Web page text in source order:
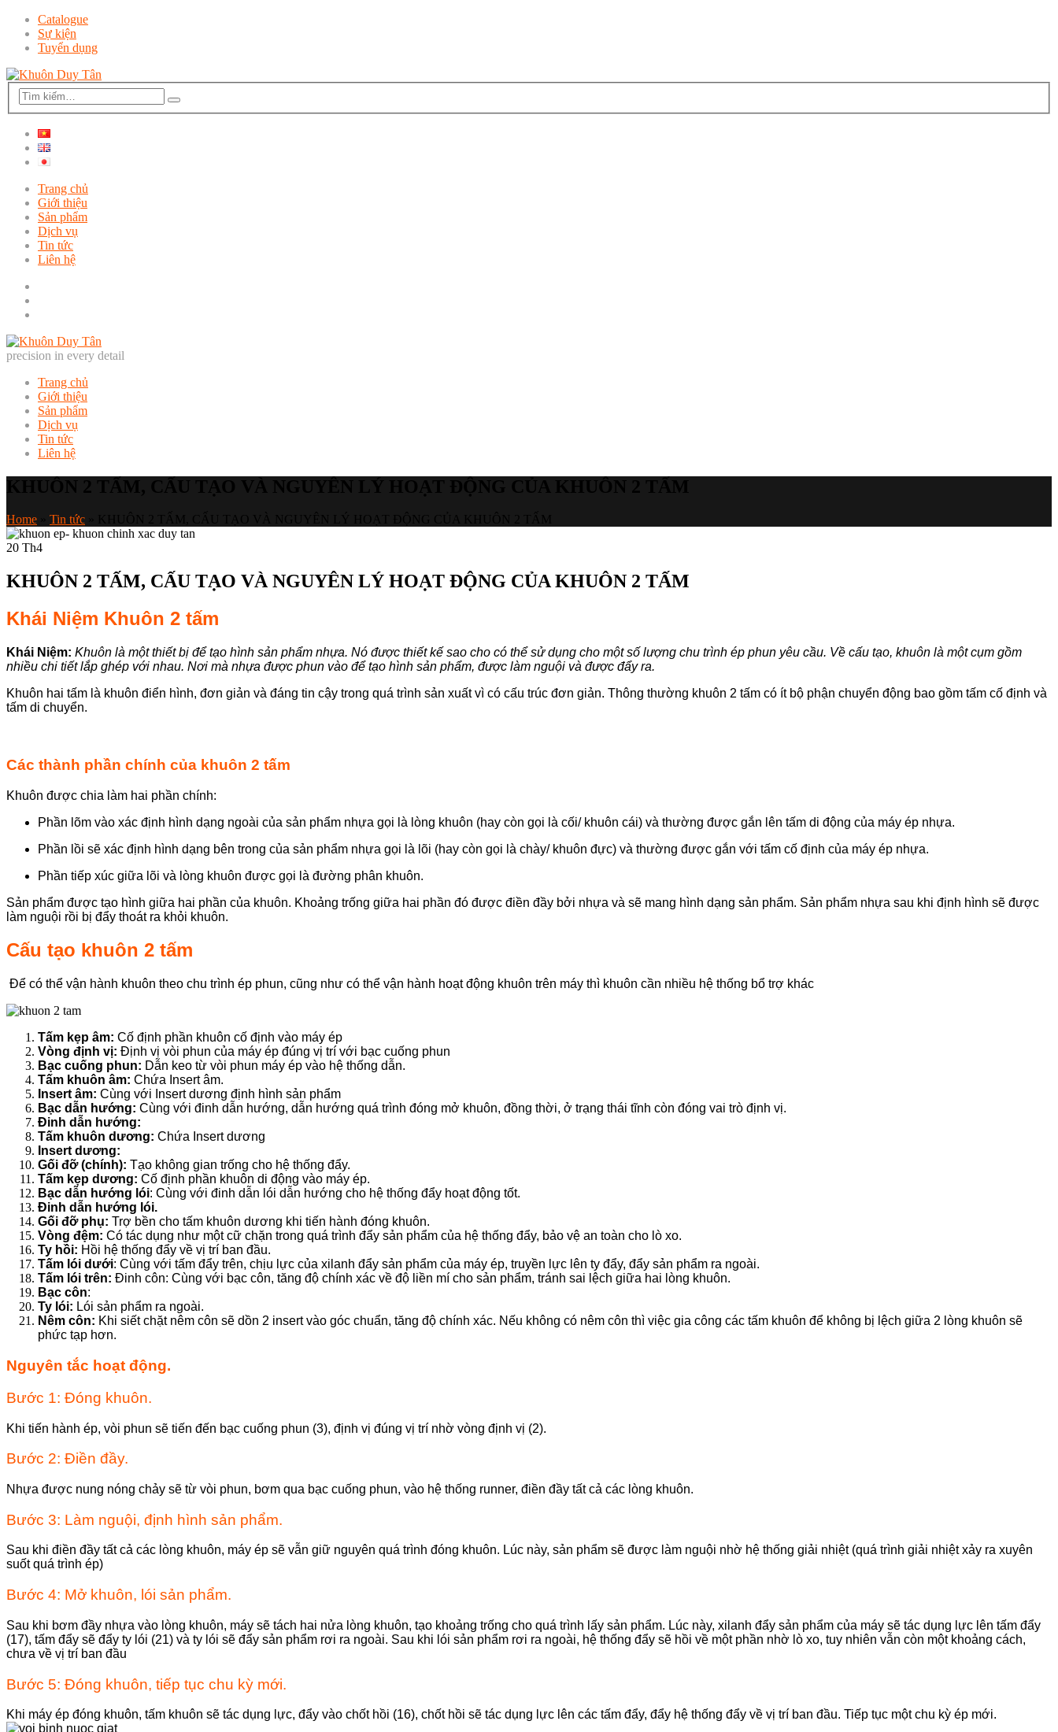
Catalogue
Sự kiện
Tuyển dụng
Trang chủ
Giới thiệu
Sản phẩm
Dịch vụ
Tin tức
Liên hệ
precision in every detail
Trang chủ
Giới thiệu
Sản phẩm
Dịch vụ
Tin tức
Liên hệ
Home Tin tức
20 Th4
KHUÔN 2 TẤM, CẤU TẠO VÀ NGUYÊN LÝ HOẠT ĐỘNG CỦA KHUÔN 2 TẤM
Khái Niệm Khuôn 2 tấm
Khái Niệm: Khuôn là một thiết bị để tạo hình sản phẩm nhựa. Nó được thiết kế sao cho có thể sử dụng cho một số lượng chu trình ép phun yêu cầu. Về cấu tạo, khuôn là một cụm gồm
nhiều chi tiết lắp ghép với nhau. Nơi mà nhựa được phun vào để tạo hình sản phẩm, được làm nguội và được đẩy ra.
Khuôn hai tấm là khuôn điển hình, đơn giản và đáng tin cậy trong quá trình sản xuất vì có cấu trúc đơn giản. Thông thường khuôn 2 tấm có ít bộ phận chuyển động bao gồm tấm cố định và
tấm di chuyển.
Các thành phần chính của khuôn 2 tấm
Khuôn được chia làm hai phần chính:
Phần lõm vào xác định hình dạng ngoài của sản phẩm nhựa gọi là lòng khuôn (hay còn gọi là cối/ khuôn cái) và thường được gắn lên tấm di động của máy ép nhựa.
Phần lồi sẽ xác định hình dạng bên trong của sản phẩm nhựa gọi là lõi (hay còn gọi là chày/ khuôn đực) và thường được gắn với tấm cố định của máy ép nhựa.
Phần tiếp xúc giữa lõi và lòng khuôn được gọi là đường phân khuôn.
Sản phẩm được tạo hình giữa hai phần của khuôn. Khoảng trống giữa hai phần đó được điền đầy bởi nhựa và sẽ mang hình dạng sản phẩm. Sản phẩm nhựa sau khi định hình sẽ được
làm nguội rồi bị đẩy thoát ra khỏi khuôn.
Cấu tạo khuôn 2 tấm
Để có thể vận hành khuôn theo chu trình ép phun, cũng như có thể vận hành hoạt động khuôn trên máy thì khuôn cần nhiều hệ thống bổ trợ khác
Tấm kẹp âm: Cố định phần khuôn cố định vào máy ép
Vòng định vị: Định vị vòi phun của máy ép đúng vị trí với bạc cuống phun
Bạc cuống phun: Dẫn keo từ vòi phun máy ép vào hệ thống dẫn.
Tấm khuôn âm: Chứa Insert âm.
Insert âm: Cùng với Insert dương định hình sản phẩm
Bạc dẫn hướng: Cùng với đinh dẫn hướng, dẫn hướng quá trình đóng mở khuôn, đồng thời, ở trạng thái tĩnh còn đóng vai trò định vị.
Đinh dẫn hướng:
Tấm khuôn dương: Chứa Insert dương
Insert dương:
Gối đỡ (chính): Tạo không gian trống cho hệ thống đẩy.
Tấm kẹp dương: Cố định phần khuôn di động vào máy ép.
Bạc dẫn hướng lói: Cùng với đinh dẫn lói dẫn hướng cho hệ thống đẩy hoạt động tốt.
Đinh dẫn hướng lói.
Gối đỡ phụ: Trợ bền cho tấm khuôn dương khi tiến hành đóng khuôn.
Vòng đệm: Có tác dụng như một cữ chặn trong quá trình đẩy sản phẩm của hệ thống đẩy, bảo vệ an toàn cho lò xo.
Ty hồi: Hồi hệ thống đẩy về vị trí ban đầu.
Tấm lói dưới: Cùng với tấm đẩy trên, chịu lực của xilanh đẩy sản phẩm của máy ép, truyền lực lên ty đẩy, đẩy sản phẩm ra ngoài.
Tấm lói trên: Đinh côn: Cùng với bạc côn, tăng độ chính xác về độ liền mí cho sản phẩm, tránh sai lệch giữa hai lòng khuôn.
Bạc côn:
Ty lói: Lói sản phẩm ra ngoài.
Nêm côn: Khi siết chặt nêm côn sẽ dồn 2 insert vào góc chuẩn, tăng độ chính xác. Nếu không có nêm côn thì việc gia công các tấm khuôn để không bị lệch giữa 2 lòng khuôn sẽ
phức tạp hơn.
Nguyên tắc hoạt động.
Bước 1: Đóng khuôn.
Khi tiến hành ép, vòi phun sẽ tiến đến bạc cuống phun (3), định vị đúng vị trí nhờ vòng định vị (2).
Bước 2: Điền đầy.
Nhựa được nung nóng chảy sẽ từ vòi phun, bơm qua bạc cuống phun, vào hệ thống runner, điền đầy tất cả các lòng khuôn.
Bước 3: Làm nguội, định hình sản phẩm.
Sau khi điền đầy tất cả các lòng khuôn, máy ép sẽ vẫn giữ nguyên quá trình đóng khuôn. Lúc này, sản phẩm sẽ được làm nguội nhờ hệ thống giải nhiệt (quá trình giải nhiệt xảy ra xuyên
suốt quá trình ép)
Bước 4: Mở khuôn, lói sản phẩm.
Sau khi bơm đầy nhựa vào lòng khuôn, máy sẽ tách hai nửa lòng khuôn, tạo khoảng trống cho quá trình lấy sản phẩm. Lúc này, xilanh đẩy sản phẩm của máy sẽ tác dụng lực lên tấm đẩy
(17), tấm đẩy sẽ đẩy ty lói (21) và ty lói sẽ đẩy sản phẩm rơi ra ngoài. Sau khi lói sản phẩm rơi ra ngoài, hệ thống đẩy sẽ hồi về một phần nhờ lò xo, tuy nhiên vẫn còn một khoảng cách,
chưa về vị trí ban đầu
Bước 5: Đóng khuôn, tiếp tục chu kỳ mới.
Khi máy ép đóng khuôn, tấm khuôn sẽ tác dụng lực, đẩy vào chốt hồi (16), chốt hồi sẽ tác dụng lực lên các tấm đẩy, đẩy hệ thống đẩy về vị trí ban đầu. Tiếp tục một chu kỳ ép mới.